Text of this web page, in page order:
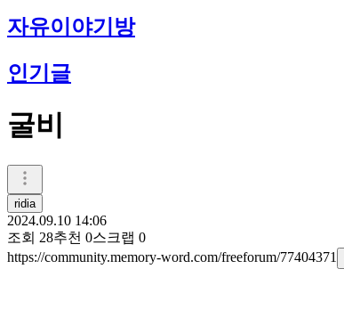
자유이야기방
인기글
굴비
ridia
2024.09.10 14:06
조회 28추천 0스크랩 0
https://community.memory-word.com/freeforum/77404371